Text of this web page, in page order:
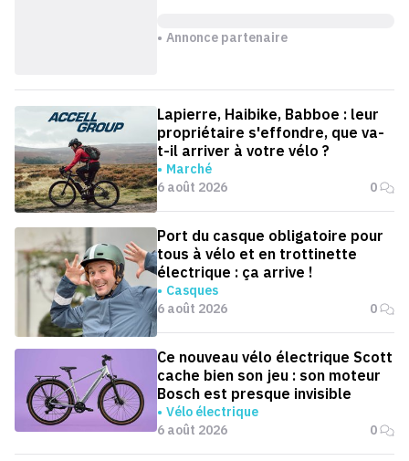
Annonce partenaire
Lapierre, Haibike, Babboe : leur
propriétaire s'effondre, que va-
t-il arriver à votre vélo ?
Marché
6 août 2026
0
Port du casque obligatoire pour
tous à vélo et en trottinette
électrique : ça arrive !
Casques
6 août 2026
0
Ce nouveau vélo électrique Scott
cache bien son jeu : son moteur
Bosch est presque invisible
Vélo électrique
6 août 2026
0